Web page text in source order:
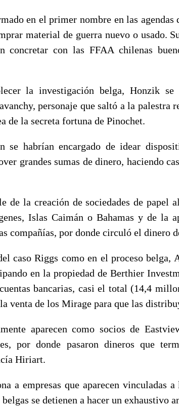
en el primer nombre en las agendas
material de guerra nuevo o usado.
concretar con las FFAA chilenas
la investigación belga, Honzik
personaje que saltó a la palestra
de la secreta fortuna de Pinochet.
se habrían encargado de idear
grandes sumas de dinero, haciendo
de la creación de sociedades de papel
Islas Caimán o Bahamas y de la
compañías, por donde circuló el dinero
caso Riggs como en el proceso belga,
en la propiedad de Berthier
bancarias, casi el total (14,4
venta de los Mirage para que las
aparecen como socios de
por donde pasaron dineros que
Hiriart.
a empresas que aparecen vinculadas
se detienen a hacer un exhaustivo